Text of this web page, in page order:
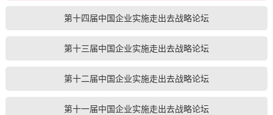
第十四届中国企业实施走出去战略论坛
第十三届中国企业实施走出去战略论坛
第十二届中国企业实施走出去战略论坛
第十一届中国企业实施走出去战略论坛